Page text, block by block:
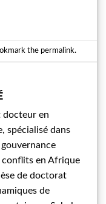
the permalink.
docteur en
spécialisé dans
en Afrique
de doctorat
de